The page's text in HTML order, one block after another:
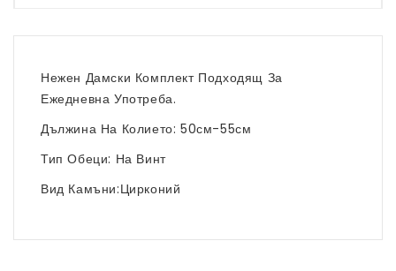
Нежен Дамски Комплект Подходящ За
Ежедневна Употреба.
Дължина На Колието: 50см-55см
Тип Обеци: На Винт
Вид Камъни:Цирконий